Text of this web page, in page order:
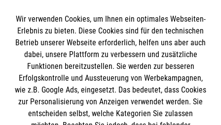
Informationen
Impressum
Datenschutz
Barrierefreiheit
Die Malteser
Wir verwenden Cookies, um Ihnen ein optimales Webseiten-
Erlebnis zu bieten. Diese Cookies sind für den technischen
Betrieb unserer Webseite erforderlich, helfen uns aber auch
dabei, unsere Plattform zu verbessern und zusätzliche
Funktionen bereitzustellen. Sie werden zur besseren
Erfolgskontrolle und Aussteuerung von Werbekampagnen,
wie z.B. Google Ads, eingesetzt. Das bedeutet, dass Cookies
zur Personalisierung von Anzeigen verwendet werden. Sie
entscheiden selbst, welche Kategorien Sie zulassen